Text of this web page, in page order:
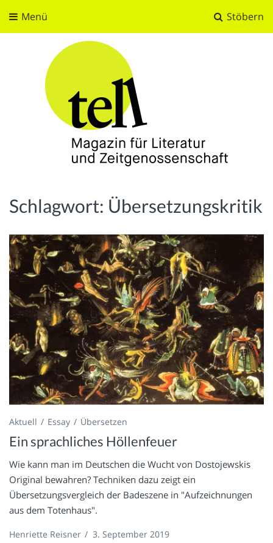
Stöbern
Menü
Magazin für Literatur und Zeitgenossenschaft
Schlagwort: Übersetzungskritik
Aktuell Essay Übersetzen
Ein sprachliches Höllenfeuer
Wie kann man im Deutschen die Wucht von Dostojewskis
Original bewahren? Techniken dazu zeigt ein
Übersetzungsvergleich der Badeszene in "Aufzeichnungen
aus dem Totenhaus".
Henriette Reisner / 3. September 2019